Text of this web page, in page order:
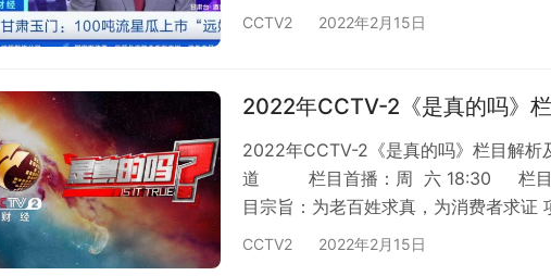
全球资讯，让品牌占位传播制高点。 2
球视野、全球市场，全球关注，全球智
CCTV2 2022年2月15日
2022年CCTV-2《是真的吗》
2022年CCTV-2《是真的吗》栏目解析
道 栏目首播：周 六 18:30 栏目
目宗旨：为老百姓求真，为消费者求证
式各样的流言，而对于公众而言，面对
CCTV2 2022年2月15日